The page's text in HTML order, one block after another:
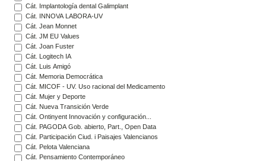
Cát. Implantología dental Galimplant
Cát. INNOVA LABORA-UV
Cát. Jean Monnet
Cát. JM EU Values
Cát. Joan Fuster
Cát. Logitech IA
Cát. Luis Amigó
Cát. Memoria Democrática
Cát. MICOF - UV. Uso racional del Medicamento
Cát. Mujer y Deporte
Cát. Nueva Transición Verde
Cát. Ontinyent Innovación y configuración...
Cát. PAGODA Gob. abierto, Part., Open Data
Cát. Participación Ciud. i Paisajes Valencianos
Cát. Pelota Valenciana
Cát. Pensamiento Contemporáneo